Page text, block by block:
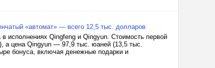
«автомат» — всего 12,5 тыс. долларов
исполнениях Qingfeng и Qingyun. Стоимость первой
а цена Qingyun — 97,9 тыс. юаней (13,5 тыс.
бонуса, включая денежные подарки и